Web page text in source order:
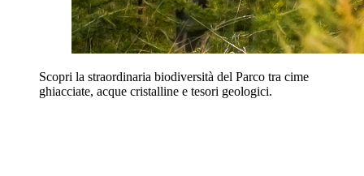
Scopri la straordinaria biodiversità del Parco tra cime
ghiacciate, acque cristalline e tesori geologici.